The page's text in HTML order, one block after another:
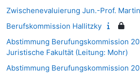
Zwischenevaluierung Jun.-Prof.
Berufskommission Hallitzky
Abstimmung Berufungskommission
Juristische Fakultät (Leitung: Mohr)
Abstimmung Berufungskommission